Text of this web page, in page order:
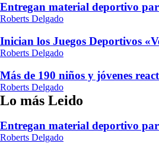
Entregan material deportivo
Roberts Delgado
Inician los Juegos Deportivos
Roberts Delgado
Más de 190 niños y jóvenes
Roberts Delgado
Lo más Leido
Entregan material deportivo
Roberts Delgado